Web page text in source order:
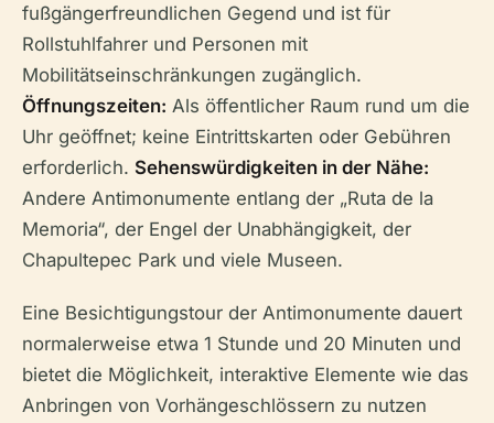
fußgängerfreundlichen Gegend und ist für
Rollstuhlfahrer und Personen mit
Mobilitätseinschränkungen zugänglich.
Öffnungszeiten: Als öffentlicher Raum rund um die
Uhr geöffnet; keine Eintrittskarten oder Gebühren
erforderlich. Sehenswürdigkeiten in der Nähe:
Andere Antimonumente entlang der „Ruta de la
Memoria“, der Engel der Unabhängigkeit, der
Chapultepec Park und viele Museen.
Eine Besichtigungstour der Antimonumente dauert
normalerweise etwa 1 Stunde und 20 Minuten und
bietet die Möglichkeit, interaktive Elemente wie das
Anbringen von Vorhängeschlössern zu nutzen